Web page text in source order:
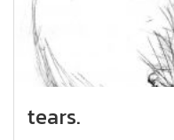
tears.